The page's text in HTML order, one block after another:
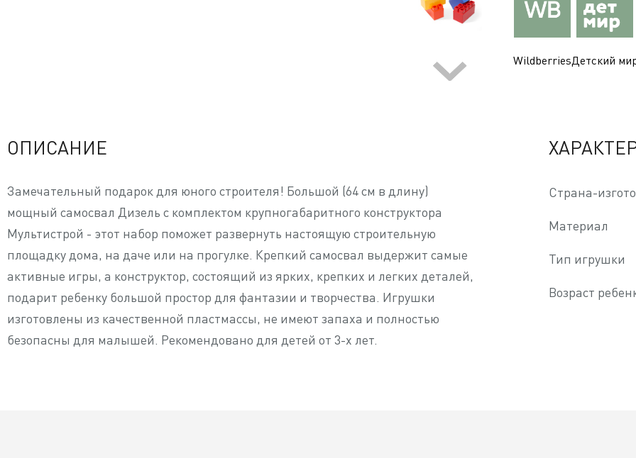
WildberriesДетский
ОПИСАНИЕ
Замечательный подарок для юного строителя! Большой (64 см в длину)
мощный самосвал Дизель с комплектом крупногабаритного конструктора
Мультистрой - этот набор поможет развернуть настоящую строительную
площадку дома, на даче или на прогулке. Крепкий самосвал выдержит самые
активные игры, а конструктор, состоящий из ярких, крепких и легких деталей,
подарит ребенку большой простор для фантазии и творчества. Игрушки
изготовлены из качественной пластмассы, не имеют запаха и полностью
безопасны для малышей. Рекомендовано для детей от 3-х лет.
Страна-
Материал
Тип игрушки
Возраст